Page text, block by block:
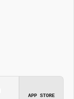
APP STORE